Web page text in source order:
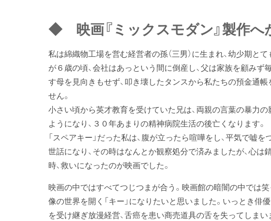
◆ 映画『ミックスモダン』製作
私は綿織物工場を営む経営者の孫（三男）に生まれ、幼少期と
が６歳の頃、会社はあっという間に倒産し、父は家族を顧み
す母を見向きもせず、叩き壊したタンスから私たちの預金通
せん。
小さい頃から英才教育を受けていた兄は、両親の言葉の暴力
ようになり、３０年あまりの精神病院生活の後亡くなります。
「スペアキー」だった私は、腹が立ったら喧嘩をし、平気で
世話になり、その時はなんとか観察処分で済みましたが、心
時、救いになったのが映画でした。
映画の中ではすべてつじつまが合う。映画館の暗闇の中では
像の世界を開く「キー」になりたいと思いました。いっとき俳
を受け継ぎ放漫経営、舌癌を患い商売道具の舌を失ってしまい